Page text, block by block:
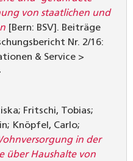
von staatlichen und
[Bern: BSV]. Beiträge
Nr. 2/16:
& Service >
Fritschi, Tobias;
Knöpfel, Carlo;
in der
über Haushalte von